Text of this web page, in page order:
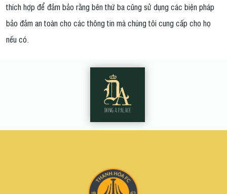
thích hợp để đảm bảo rằng bên thứ ba cũng sử dụng các biện pháp
bảo đảm an toàn cho các thông tin mà chúng tôi cung cấp cho họ
nếu có.